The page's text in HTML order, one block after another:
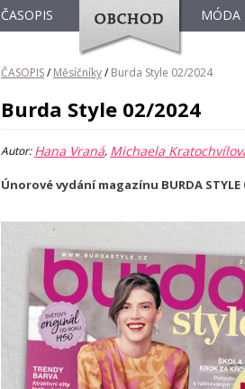
ČASOPIS
OBCHOD
MÓDA
ČASOPIS/ Měsíčníky/ Burda Style 02/2024
Burda Style 02/2024
Autor:Hana Vraná, Michaela
Únorové vydání magazínu BURDA